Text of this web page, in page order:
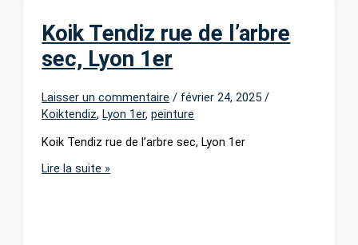
Koik Tendiz rue de l’arbre
sec, Lyon 1er
Laisser un commentaire / février 24, 2025/
Koiktendiz, Lyon 1er,peinture
Koik Tendiz rue de l’arbre sec, Lyon 1er
Koik
Lire la suite »